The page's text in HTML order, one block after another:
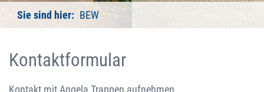
Sie sind hier: BEW
Kontaktformular
Kontakt mit Angela Trappen aufnehmen.